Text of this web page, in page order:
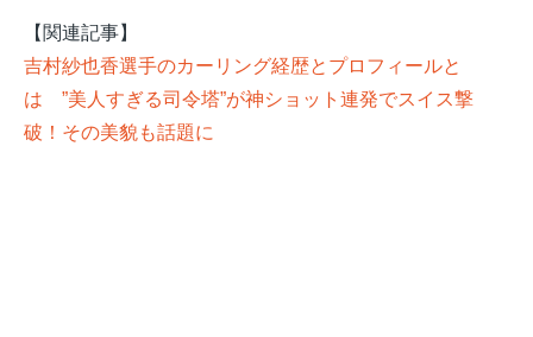
【関連記事】
吉村紗也香選手のカーリング経歴とプロフィールと
は ”美人すぎる司令塔”が神ショット連発でスイス撃
破！その美貌も話題に